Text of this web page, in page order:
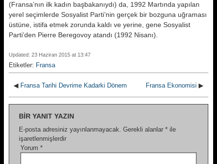
(Fransa’nın ilk kadın başbakanıydı) da, 1992 Martında yapılan
yerel seçimlerde Sosyalist Parti’nin gerçek bir bozguna uğraması
üstüne, istifa etmek zorunda kaldı ve yerine, gene Sosyalist
Parti’den Pierre Beregovoy atandı (1992 Nisanı).
Updated: 23 Haziran 2015 at 13:47
Etiketler: Fransa
◀ Fransa Tarihi Devrime Kadarki Dönem Fransa Ekonomisi ▶
BIR YANIT YAZIN
E-posta adresiniz yayınlanmayacak. Gerekli alanlar * ile
işaretlenmişlerdir
Yorum *